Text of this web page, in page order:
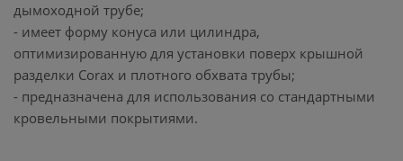
дымоходной трубе;
- имеет форму конуса или цилиндра,
оптимизированную для установки поверх крышной
разделки Corax и плотного обхвата трубы;
- предназначена для использования со стандартными
кровельными покрытиями.